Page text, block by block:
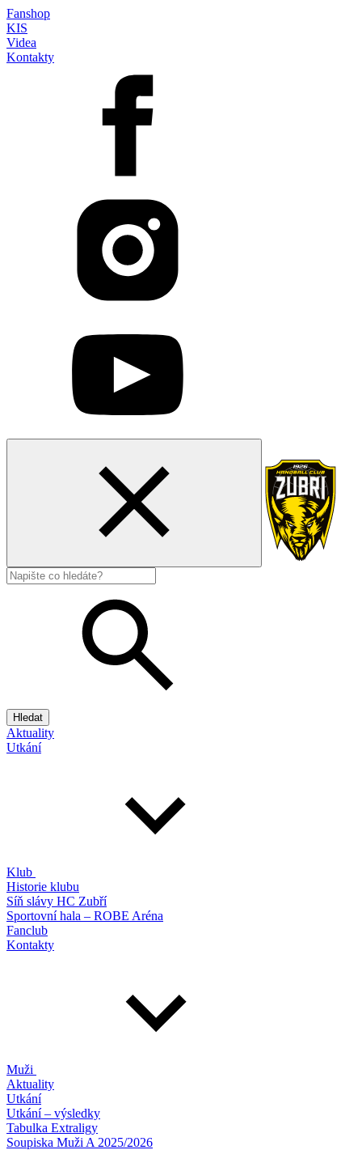
Fanshop
KIS
Videa
Kontakty
Hledat
Aktuality
Utkání
Klub
Historie klubu
Síň slávy HC Zubří
Sportovní hala – ROBE Aréna
Fanclub
Kontakty
Muži
Aktuality
Utkání
Utkání – výsledky
Tabulka Extraligy
Soupiska Muži A 2025/2026